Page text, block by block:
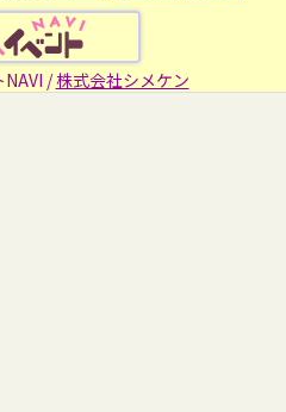
/株式会社シメケン